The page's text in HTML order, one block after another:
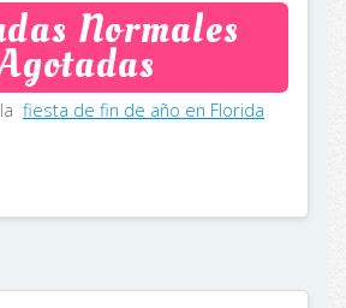
Normales
fiesta de fin de año en Florida